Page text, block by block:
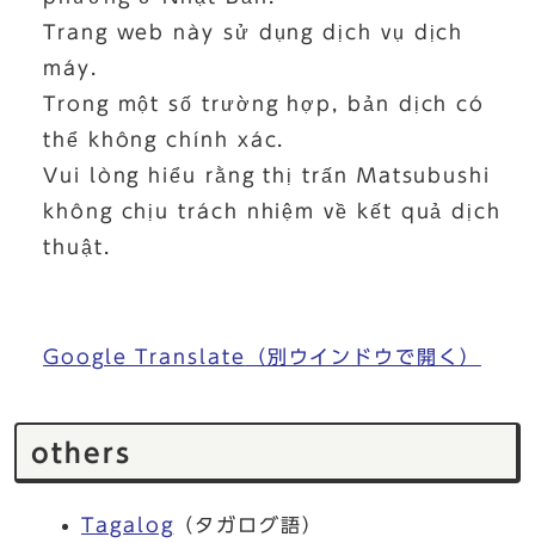
Trang web này sử dụng dịch vụ dịch
máy.
Trong một số trường hợp, bản dịch có
thể không chính xác.
Vui lòng hiểu rằng thị trấn Matsubushi
không chịu trách nhiệm về kết quả dịch
thuật.
Google Translate （別ウインドウで開く）
others
Tagalog （タガログ語）